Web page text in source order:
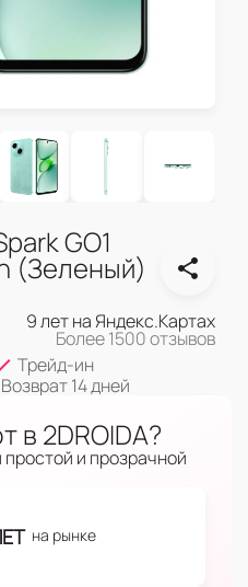
GO1
(Зеленый)
9 лет на Яндекс.Картах
Более 1500 отзывов
Трейд-ин
Возврат 14 дней
в 2DROIDA?
и прозрачной
на рынке